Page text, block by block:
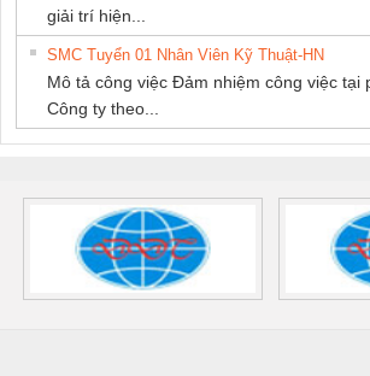
giải trí hiện...
SMC Tuyển 01 Nhân Viên Kỹ Thuật-HN
Mô tả công việc Đảm nhiệm công việc tại
Công ty theo...